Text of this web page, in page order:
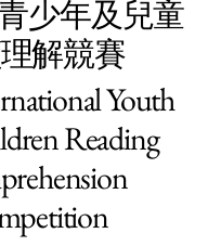
少年及兒童
解競賽
Youth
Reading